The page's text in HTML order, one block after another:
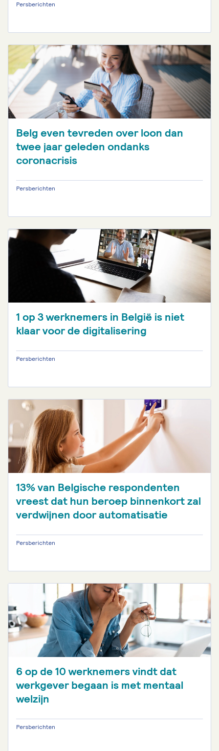
Persberichten
Belg even tevreden over loon dan
twee jaar geleden ondanks
coronacrisis
Persberichten
1 op 3 werknemers in België is niet
klaar voor de digitalisering
Persberichten
13% van Belgische respondenten
vreest dat hun beroep binnenkort zal
verdwijnen door automatisatie
Persberichten
6 op de 10 werknemers vindt dat
werkgever begaan is met mentaal
welzijn
Persberichten